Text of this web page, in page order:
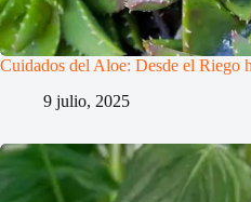
Cuidados del Aloe: Desde el Riego
9 julio, 2025